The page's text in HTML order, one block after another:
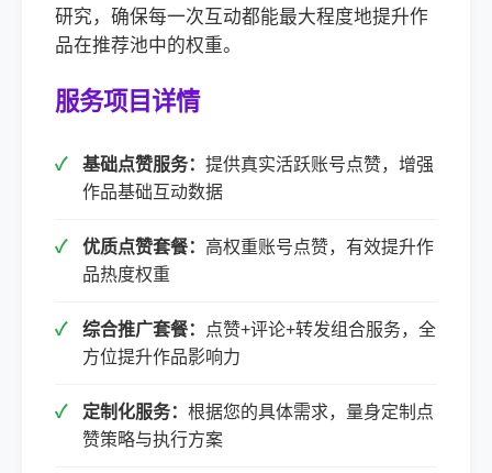
研究，确保每一次互动都能最大程度地提升作
品在推荐池中的权重。
服务项目详情
基础点赞服务： 提供真实活跃账号点赞，增强
作品基础互动数据
优质点赞套餐： 高权重账号点赞，有效提升作
品热度权重
综合推广套餐：
点赞+评论+转发组合服务，全
方位提升作品影响力
定制化服务： 根据您的具体需求，量身定制点
赞策略与执行方案